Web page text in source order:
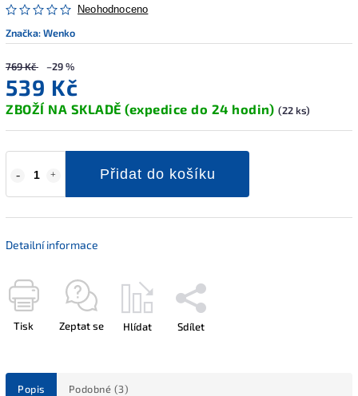
Neohodnoceno
Značka:Wenko
769 Kč –29 %
539 Kč
ZBOŽÍ NA SKLADĚ (expedice do 24 hodin) (22 ks)
Přidat do košíku
Detailní informace
Tisk Zeptat se Hlídat Sdílet
Popis Podobné (3)